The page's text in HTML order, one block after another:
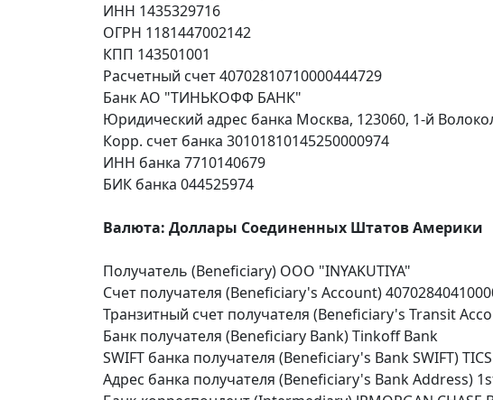
ИНН 1435329716
ОГРН 1181447002142
КПП 143501001
Расчетный счет 40702810710000444729
Банк АО "ТИНЬКОФФ БАНК"
Юридический адрес банка Москва, 123060, 1-й
Корр. счет банка 30101810145250000974
ИНН банка 7710140679
БИК банка 044525974
Валюта: Доллары Соединенных Штатов Америки
Получатель (Beneficiary) OOO "INYAKUTIYA"
Счет получателя (Beneficiary's Account)
Транзитный счет получателя (Beneficiary's Transit
Банк получателя (Beneficiary Bank) Tinkoff Bank
SWIFT банка получателя (Beneficiary's Bank SWIFT)
Адрес банка получателя (Beneficiary's Bank Address)